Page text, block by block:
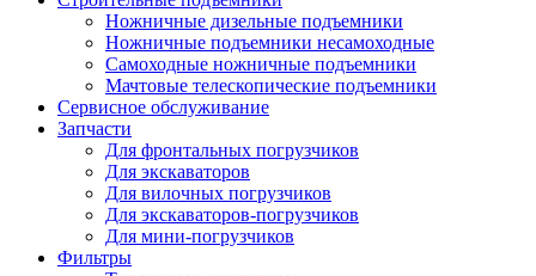
Ножничные дизельные подъемники
Ножничные подъемники несамоходные
Самоходные ножничные подъемники
Мачтовые телескопические подъемники
Сервисное обслуживание
Запчасти
Для фронтальных погрузчиков
Для экскаваторов
Для вилочных погрузчиков
Для экскаваторов-погрузчиков
Для мини-погрузчиков
Фильтры